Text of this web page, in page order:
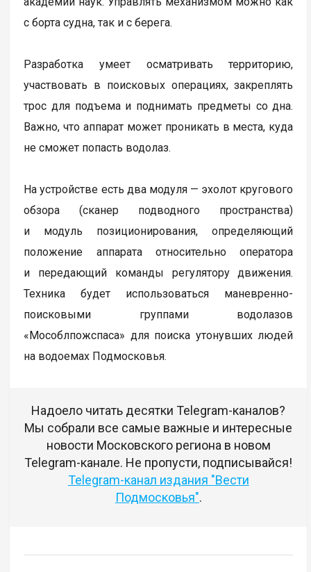
с борта судна, так и с берега.
Разработка умеет осматривать территорию,
участвовать в поисковых операциях, закреплять
трос для подъема и поднимать предметы со дна.
Важно, что аппарат может проникать в места, куда
не сможет попасть водолаз.
На устройстве есть два модуля — эхолот кругового
обзора (сканер подводного пространства)
и модуль позиционирования, определяющий
положение аппарата относительно оператора
и передающий команды регулятору движения.
Техника будет использоваться маневренно-
поисковыми группами водолазов
«Мособлпожспаса» для поиска утонувших людей
на водоемах Подмосковья.
Надоело читать десятки Telegram-каналов?
Мы собрали все самые важные и интересные
новости Московского региона в новом
Telegram-канале. Не пропусти, подписывайся!
Telegram-канал издания "Вести
Подмосковья".